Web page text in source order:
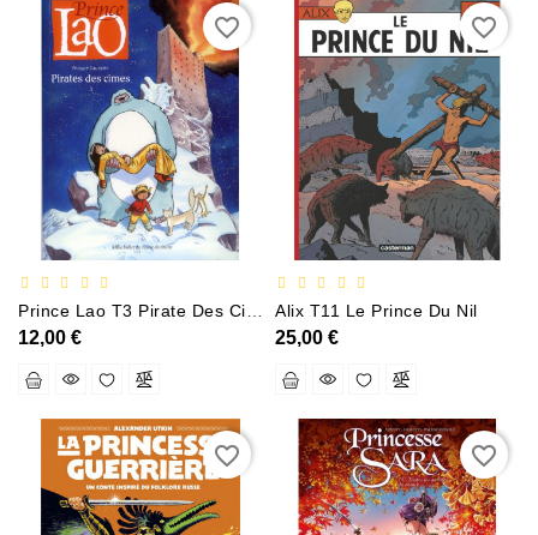
12,00 €
favorite_border
Alix T11 Le Prince Du Nil
25,00 €
favorite_border
favorite_border favorite_border